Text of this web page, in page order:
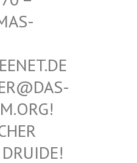
– WEBM
PENTAG
NUR D